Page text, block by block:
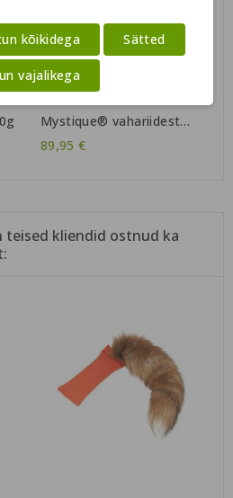
Mystique® vahariidest
treeningseelik
89,95 €
teised kliendid ostnud ka
Sätted
kõikidega
vajalikega